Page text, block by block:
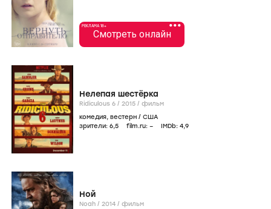
•••
РЕКЛАМА 18+
Смотреть онлайн
Нелепая шестёрка
Ridiculous 6 / 2015 / фильм
комедия, вестерн / США
зрители: 6,5 film.ru: – IMDb: 4,9
Ной
Noah / 2014 / фильм